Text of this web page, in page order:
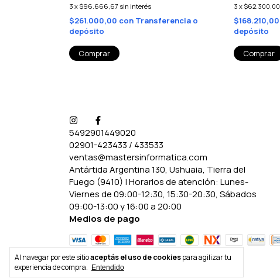
Al navegar por este sitioaceptás el uso de cookiespara agilizar tu
experiencia de compra.
Entendido
3 x $96.666,67 sin interés
$261.000,00 con Transferencia o
depósito
3 x $62.300,00
$168.210,00
depósito
5492901449020
02901-423433 / 433533
ventas@mastersinformatica.com
Antártida Argentina 130, Ushuaia, Tierra del
Fuego (9410) | Horarios de atención: Lunes-
Viernes de 09:00-12:30, 15:30-20:30, Sábados
09:00-13:00 y 16:00 a 20:00
Medios de pago